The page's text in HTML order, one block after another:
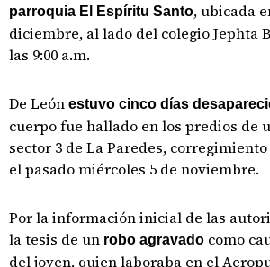
parroquia El Espíritu Santo, ubicada
diciembre, al lado del colegio Jephta
las 9:00 a.m.
De León estuvo cinco días
cuerpo fue hallado en los predios de
sector 3 de La Paredes,
el pasado miércoles 5 de noviembre.
Por la información inicial de las
la tesis de un robo agravado como
del joven, quien laboraba en el